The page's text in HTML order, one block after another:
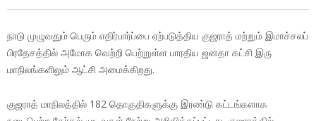
நாடு முழுவதும் பெரும் எதிர்பார்ப்பை ஏற்படுத்திய குஜராத் மற்றும் இமாச்சலப்
பிரதேசத்தில் அமோக வெற்றி பெற்றுள்ள பாரதிய ஜனதா கட்சி இரு
மாநிலங்களிலும் ஆட்சி அமைக்கிறது.
குஜராத் மாநிலத்தில் 182 தொகுதிகளுக்கு இரண்டு கட்டங்களாக